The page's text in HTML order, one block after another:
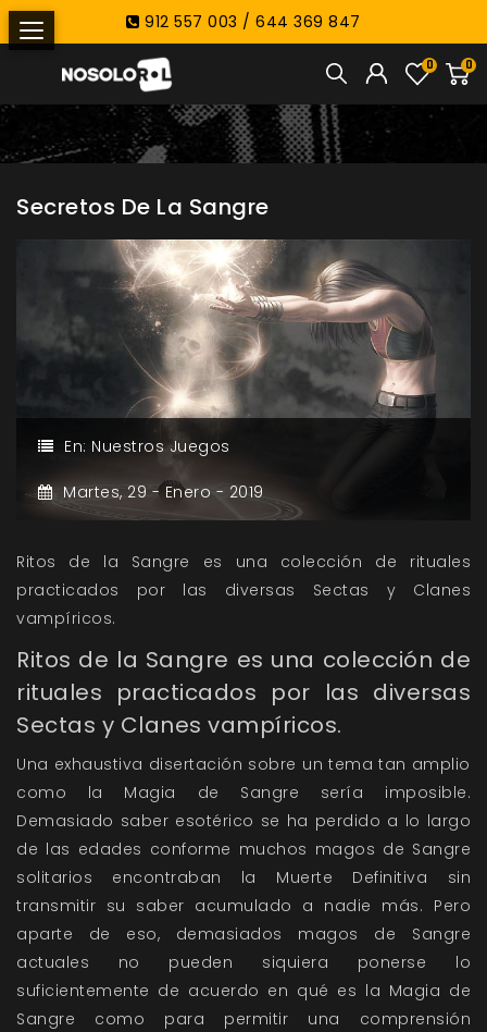
912 557 003 / 644 369 847
0
0
Secretos De La Sangre
En: Nuestros Juegos
Martes, 29 - Enero - 2019
Ritos de la Sangre es una colección de rituales
practicados por las diversas Sectas y Clanes
vampíricos.
Ritos de la Sangre es una colección de
rituales practicados por las diversas
Sectas y Clanes vampíricos.
Una exhaustiva disertación sobre un tema tan amplio
como la Magia de Sangre sería imposible.
Demasiado saber esotérico se ha perdido a lo largo
de las edades conforme muchos magos de Sangre
solitarios encontraban la Muerte Definitiva sin
transmitir su saber acumulado a nadie más. Pero
aparte de eso, demasiados magos de Sangre
actuales no pueden siquiera ponerse lo
suficientemente de acuerdo en qué es la Magia de
Sangre como para permitir una comprensión